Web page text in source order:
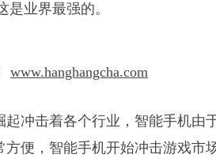
业界最强的。
www.hanghangcha.com
起冲击着各个行业，智能手机由
便，智能手机开始冲击游戏市场